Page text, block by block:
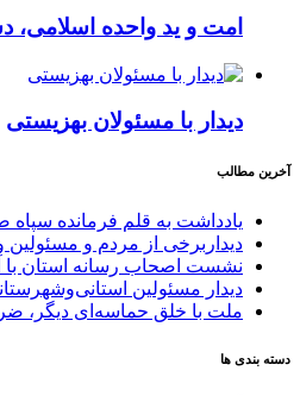
امت و ید واحده
دیدار با مسئولان بهزیستی
آخرین مطالب
یادداشت به قلم فرمانده
دیداربرخی از مردم و مسئولین
نشست اصحاب رسانه استان با
دیدار مسئولین
ملت با خلق حماسه‌ای دیگر،
دسته بندی ها